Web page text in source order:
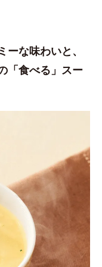
な味わいと、
「食べる」スー